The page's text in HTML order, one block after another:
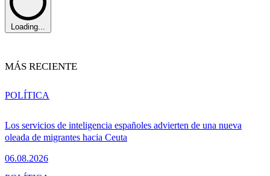
Loading...
MÁS RECIENTE
Los servicios de inteligencia españoles advierten de una nueva
oleada de migrantes hacia Ceuta
06.08.2026
POLÍTICA